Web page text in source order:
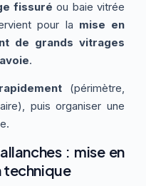
fissuré ou baie vitrée
pour la mise en
de grands vitrages
.
(périmètre,
puis organiser une
: mise en
technique